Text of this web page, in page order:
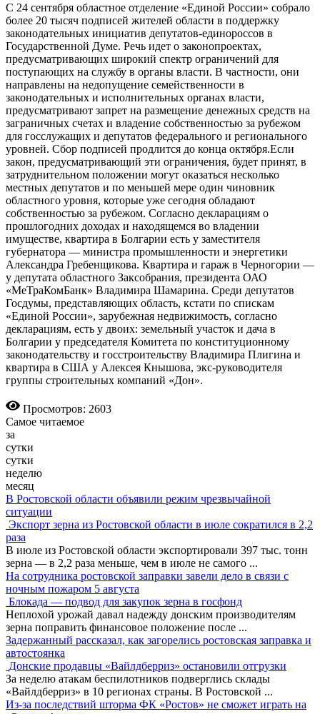
С 24 сентября областное отделение «Единой России» собрало
более 20 тысяч подписей жителей области в поддержку
законодательных инициатив депутатов-единороссов в
Государственной Думе. Речь идет о законопроектах,
предусматривающих широкий спектр ограничений для
поступающих на службу в органы власти. В частности, они
направлены на недопущение семейственности в
законодательных и исполнительных органах власти,
предусматривают запрет на размещение денежных средств на
заграничных счетах и владение собственностью за рубежом
для госслужащих и депутатов федерального и регионального
уровней. Сбор подписей продлится до конца октября.Если
закон, предусматривающий эти ограничения, будет принят, в
затруднительном положении могут оказаться несколько
местных депутатов и по меньшей мере один чиновник
областного уровня, которые уже сегодня обладают
собственностью за рубежом. Согласно декларациям о
прошлогодних доходах и находящемся во владении
имуществе, квартира в Болгарии есть у заместителя
губернатора — министра промышленности и энергетики
Александра Гребенщикова. Квартира и гараж в Черногории —
у депутата областного Заксобрания, президента ОАО
«МеТраКомБанк» Владимира Шамарина. Среди депутатов
Госдумы, представляющих область, кстати по спискам
«Единой России», зарубежная недвижимость, согласно
декларациям, есть у двоих: земельный участок и дача в
Болгарии у председателя Комитета по конституционному
законодательству и госстроительству Владимира Плигина и
квартира в США у Алексея Кнышова, экс-руководителя
группы строительных компаний «Дон».
Просмотров: 2603
Самое читаемое
за
сутки
сутки
неделю
месяц
В Ростовской области объявили режим чрезвычайной
ситуации
Экспорт зерна из Ростовской области в июле сократился в 2,2
раза
В июле из Ростовской области экспортировали 397 тыс. тонн
зерна — в 2,2 раза меньше, чем в июле не самого ...
На сотрудника ростовской заправки завели дело в связи с
ночным пожаром 5 августа
Блокада — подвод для закупок зерна в госфонд
Неплохой урожай давал надежду донским производителям
зерна поправить финансовое положение после ...
Задержанный рассказал, как загорелись ростовская заправка и
автостоянка
Донские продавцы «Вайлдберриз» остановили отгрузки
За неделю атакам беспилотников подверглись склады
«Вайлдберриз» в 10 регионах страны. В Ростовской ...
Из-за последствий шторма ФК «Ростов» не сможет играть на